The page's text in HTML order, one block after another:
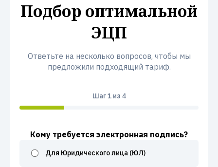
Подбор оптимальной
ЭЦП
Ответьте на несколько вопросов, чтобы мы
предложили подходящий тариф.
Шаг1из 4
Кому требуется электронная подпись?
Для Юридического лица (ЮЛ)